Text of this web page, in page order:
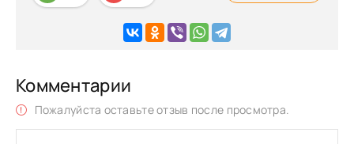
Комментарии
Пожалуйста оставьте отзыв после просмотра.